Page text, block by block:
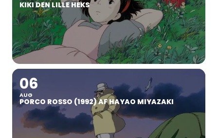
KIKI DEN LILLE HEKS
06
AUG
PORCO ROSSO (1992) AF HAYAO MIYAZAKI